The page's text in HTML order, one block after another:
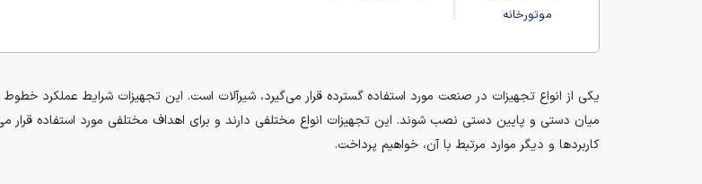
موتورخانه
یکی از انواع تجهیزات در صنعت مورد استفاده گسترده قرار می‌گیرد، شیرآلات است. این تجهیزات شرایط عملکرد خطوط
میان دستی و پایین دستی نصب شوند. این تجهیزات انواع مختلفی دارند و برای اهداف مختلفی مورد استفاده قرار
کاربردها و دیگر موارد مرتبط با آن، خواهیم پرداخت.